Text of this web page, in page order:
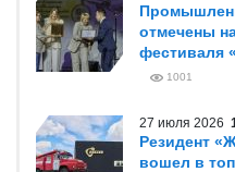
отмечены
фестиваля
1001
27 июля 2026
Резидент
вошел в